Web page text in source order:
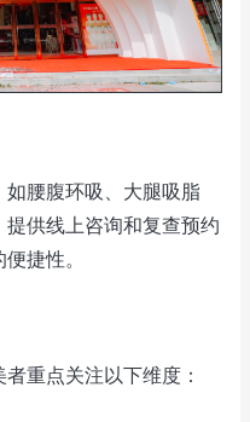
腰腹环吸、大腿吸脂
供线上咨询和复查预约
捷性。
重点关注以下维度：